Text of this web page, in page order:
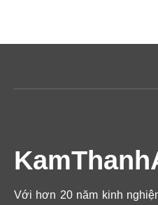
Với hơn 20 năm kinh